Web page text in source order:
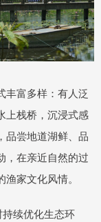
丰富多样：有人泛
上栈桥，沉浸式感
品尝地道湖鲜、品
，在亲近自然的过
家文化风情。
续优化生态环